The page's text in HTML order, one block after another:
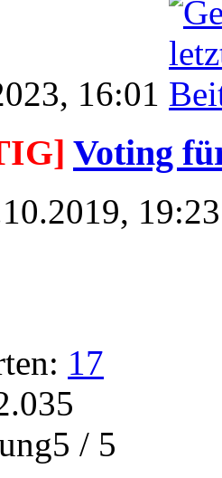
16:01
Voting
17
/ 5